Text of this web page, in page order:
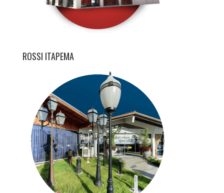
ROSSI ITAPEMA